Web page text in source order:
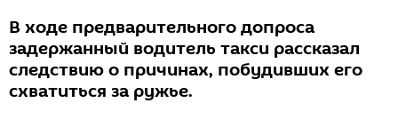
В ходе предварительного допроса
задержанный водитель такси рассказал
следствию о причинах, побудивших его
схватиться за ружье.